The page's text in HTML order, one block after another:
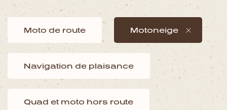
OÙ MANGER?
QUOI FAIRE?
AVENTURES
FORFAITS SPECTACLES
CIRCUITS MOTO
Moto de route Motoneige
Navigation de plaisance
Quad et moto hors route